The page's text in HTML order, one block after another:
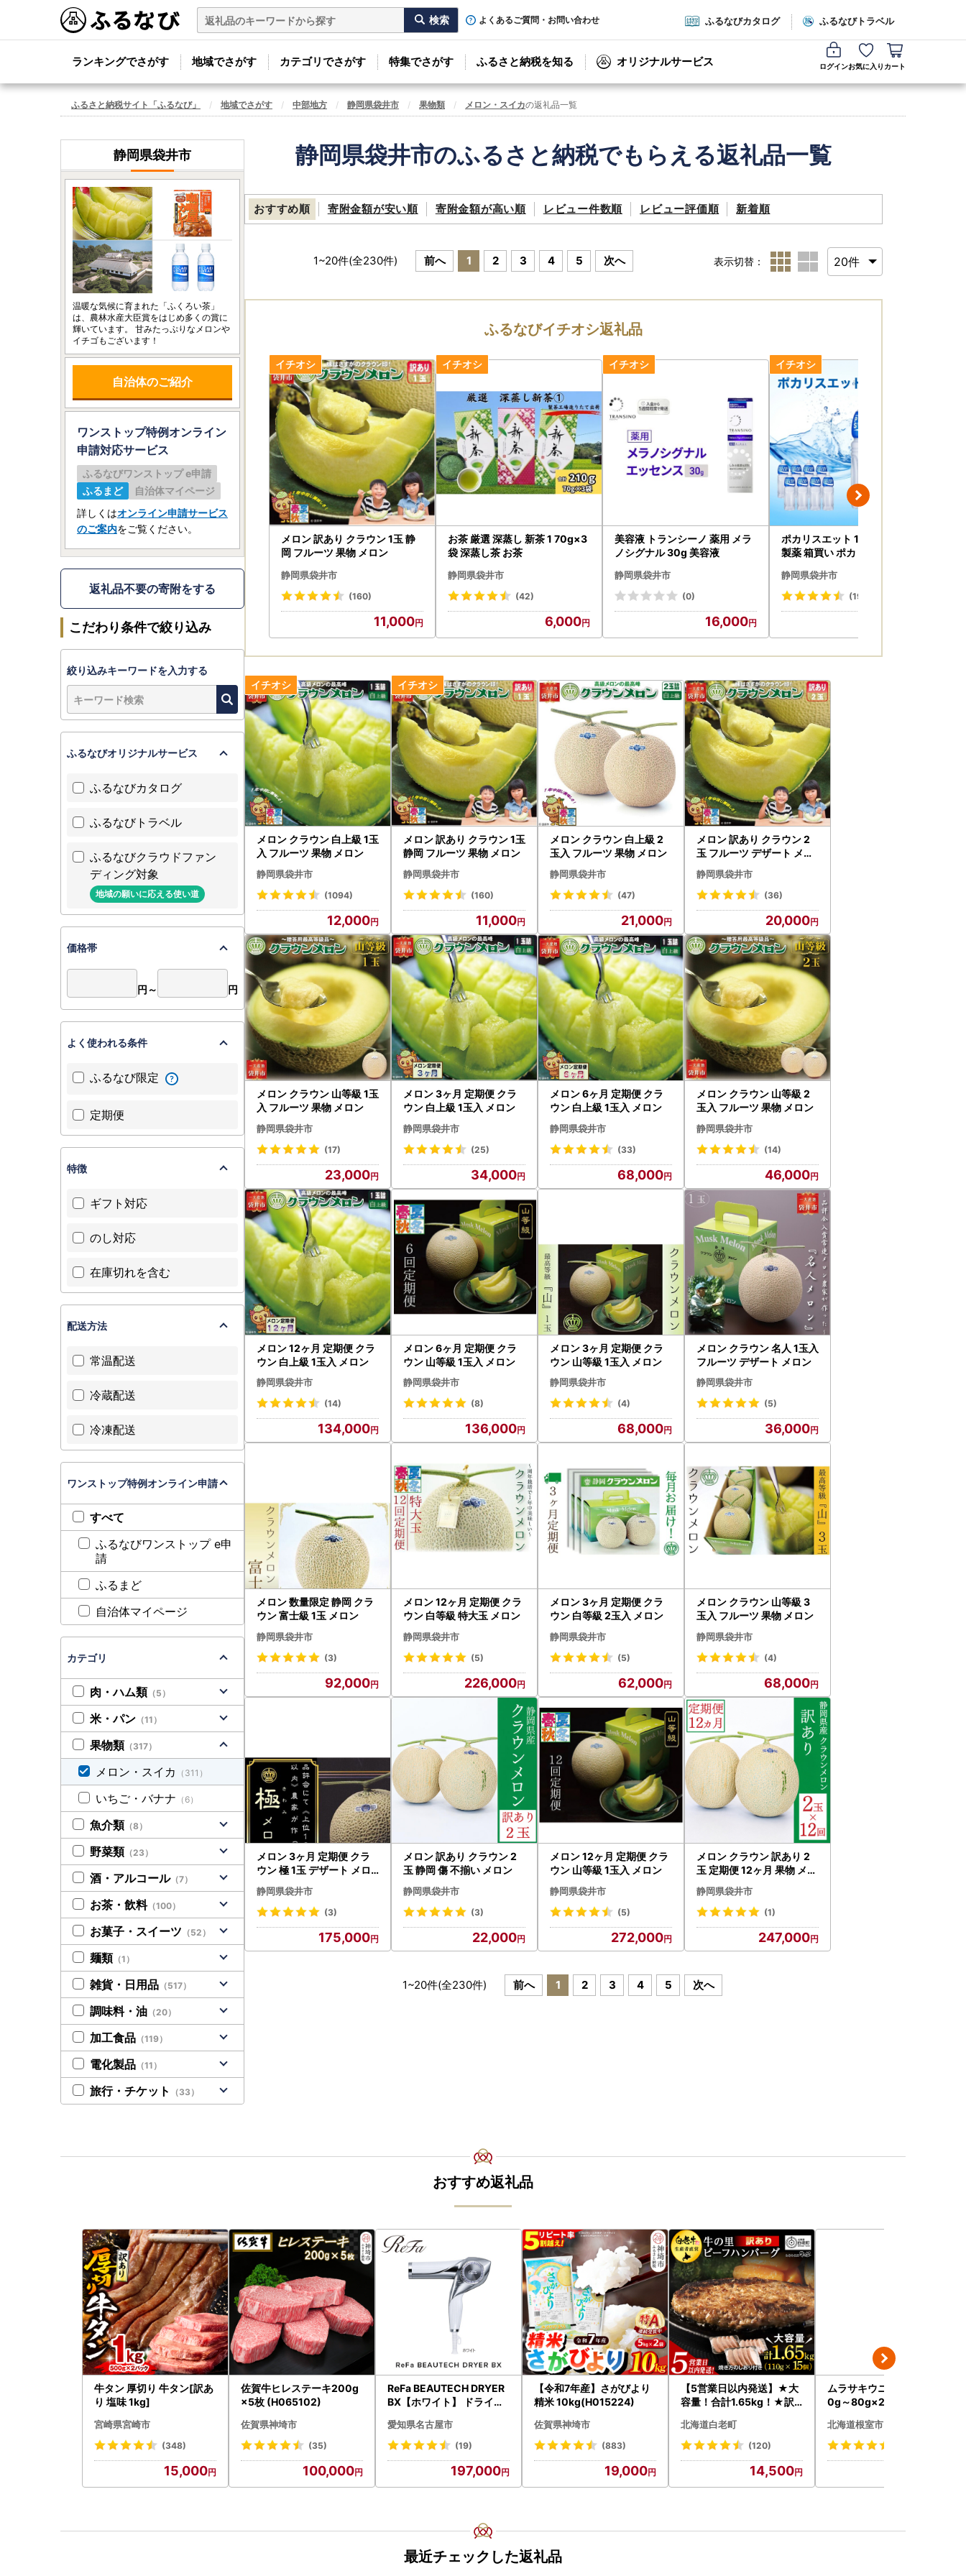
よくあるご質問・お問い合わせ ふるなびカタログ ふるなびトラベル
ランキングでさがす 地域でさがす カテゴリでさがす 特集でさがす ふるさと納税を知る オリジナルサービス ログインお気に入り カート
ふるさと納税サイト「ふるなび」 地域でさがす 中部地方 静岡県袋井市 果物類 メロン・スイカの返礼品一覧
静岡県袋井市のふるさと納税でもらえる返礼品一覧
おすすめ順 寄附金額が安い順 寄附金額が高い順 レビュー件数順 レビュー評価順 新着順
1~20件(全230件) 前へ 1 2 3 4 5 次へ 表示切替：
ふるなびイチオシ返礼品
メロン 訳あり クラウン 1玉 静
岡 フルーツ 果物 メロン
静岡県袋井市
(160)
11,000
お茶 厳選 深蒸し 新茶 1 70g×3
袋 深蒸し茶 お茶
静岡県袋井市
(42)
6,000
美容液 トランシーノ 薬用 メラ
ノシグナル 30g 美容液
静岡県袋井市
(0)
16,000
ポカリスエット 1.5L 8本 大塚
製薬 箱買い ポカリスエット
静岡県袋井市
(19)
メロン クラウン 白上級 1玉
入 フルーツ 果物 メロン
静岡県袋井市
(1094)
12,000
メロン 訳あり クラウン 1玉
静岡 フルーツ 果物 メロン
静岡県袋井市
(160)
11,000
メロン クラウン 白上級 2
玉入 フルーツ 果物 メロン
静岡県袋井市
(47)
21,000
メロン 訳あり クラウン 2
玉 フルーツ デザート メロ
静岡県袋井市
(36)
20,000
メロン クラウン 山等級 1玉
入 フルーツ 果物 メロン
静岡県袋井市
(17)
23,000
メロン 3ヶ月 定期便 クラ
ウン 白上級 1玉入 メロン
静岡県袋井市
(25)
34,000
メロン 6ヶ月 定期便 クラ
ウン 白上級 1玉入 メロン
静岡県袋井市
(33)
68,000
メロン クラウン 山等級 2
玉入 フルーツ 果物 メロン
静岡県袋井市
(14)
46,000
メロン 12ヶ月 定期便 クラ
ウン 白上級 1玉入 メロン
静岡県袋井市
(14)
134,000
メロン 6ヶ月 定期便 クラ
ウン 山等級 1玉入 メロン
静岡県袋井市
(8)
136,000
メロン 3ヶ月 定期便 クラ
ウン 山等級 1玉入 メロン
静岡県袋井市
(4)
68,000
メロン クラウン 名人 1玉入
フルーツ デザート メロン
静岡県袋井市
(5)
36,000
メロン 数量限定 静岡 クラ
ウン 富士級 1玉 メロン
静岡県袋井市
(3)
92,000
メロン 12ヶ月 定期便 クラ
ウン 白等級 特大玉 メロン
静岡県袋井市
(5)
226,000
メロン 3ヶ月 定期便 クラ
ウン 白等級 2玉入 メロン
静岡県袋井市
(5)
62,000
メロン クラウン 山等級 3
玉入 フルーツ 果物 メロン
静岡県袋井市
(4)
68,000
メロン 3ヶ月 定期便 クラ
ウン 極 1玉 デザート メロ
静岡県袋井市
(3)
175,000
メロン 訳あり クラウン 2
玉 静岡 傷 不揃い メロン
静岡県袋井市
(3)
22,000
メロン 12ヶ月 定期便 クラ
ウン 山等級 1玉入 メロン
静岡県袋井市
(5)
272,000
メロン クラウン 訳あり 2
玉 定期便 12ヶ月 果物 メロ
静岡県袋井市
(1)
247,000
1~20件(全230件) 前へ 1 2 3 4 5 次へ
静岡県袋井市
温暖な気候に育まれた「ふくろい茶」
は、農林水産大臣賞をはじめ多くの賞に
輝いています。 甘みたっぷりなメロンや
イチゴもございます！
自治体のご紹介
ワンストップ特例オンライン
申請対応サービス
ふるなびワンストップ e申請
ふるまど
自治体マイページ
詳しくはオンライン申請サービス
のご案内をご覧ください。
返礼品不要の寄附をする
こだわり条件で絞り込み
絞り込みキーワードを入力する
ふるなびオリジナルサービス
ふるなびカタログ
ふるなびトラベル
ふるなびクラウドファン
ディング対象
地域の願いに応える使い道
価格帯
円～ 円
よく使われる条件
ふるなび限定
定期便
特徴
ギフト対応
のし対応
在庫切れを含む
配送方法
常温配送
冷蔵配送
冷凍配送
ワンストップ特例オンライン申請
すべて
ふるなびワンストップ e申
請
ふるまど
自治体マイページ
カテゴリ
肉・ハム類 （5）
米・パン （11）
果物類 （317）
メロン・スイカ （311）
いちご・バナナ （6）
魚介類 （8）
野菜類 （23）
酒・アルコール（7）
お茶・飲料（100）
お菓子・スイーツ （52）
麺類 （1）
雑貨・日用品 （517）
調味料・油 （20）
加工食品 （119）
電化製品 （11）
旅行・チケット （33）
おすすめ返礼品
牛タン 厚切り 牛タン[訳あ
り 塩味 1kg]
宮崎県宮崎市
(348)
15,000
佐賀牛ヒレステーキ200g
×5枚 (H065102)
佐賀県神埼市
(35)
100,000
ReFa BEAUTECH DRYER
BX【ホワイト】 ドライヤ
ファ
愛知県名古屋市
(19)
197,000
【令和7年産】さがびより
精米 10kg(H015224)
佐賀県神埼市
(883)
19,000
【5営業日以内発送】★大
容量！合計1.65kg！★訳
ーグ(110ｇ5枚入）×3 AG
058
北海道白老町
(120)
14,500
ムラサキウニ塩水パック7
0g～80g×2P A-24001
北海道根室市
最近チェックした返礼品